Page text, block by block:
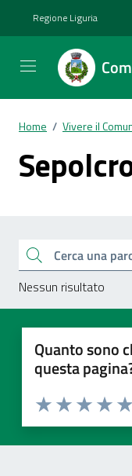
Regione Liguria
Home / Vivere il
Esplora
Cerca una parola chiave
Nessun risultato
Quanto sono
questa
Valuta
Valuta 3
Valuta 2 stelle
Valuta 1 stelle su